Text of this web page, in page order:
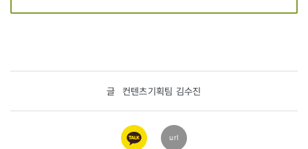
글 컨텐츠기획팀 김수진
카카오
링크
url